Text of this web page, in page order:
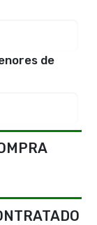
de